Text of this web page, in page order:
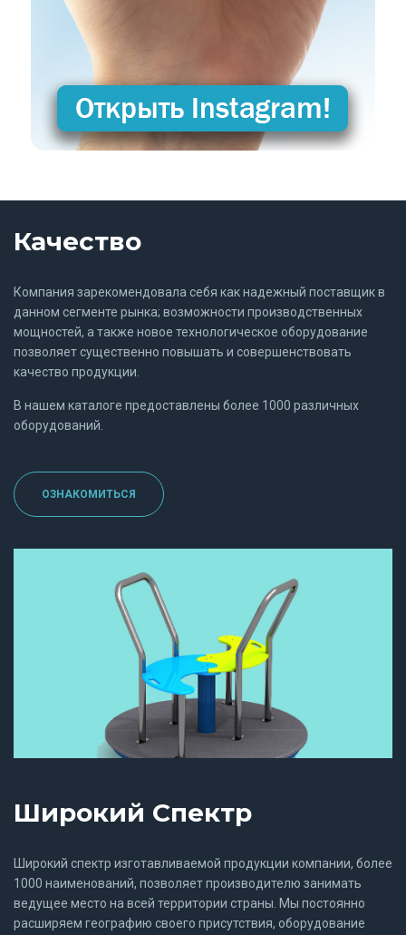
Качество
Компания зарекомендовала себя как надежный поставщик в
данном сегменте рынка; возможности производственных
мощностей, а также новое технологическое оборудование
позволяет существенно повышать и совершенствовать
качество продукции.
В нашем каталоге предоставлены более 1000 различных
оборудований.
ОЗНАКОМИТЬСЯ
Широкий Спектр
Широкий спектр изготавливаемой продукции компании, более
1000 наименований, позволяет производителю занимать
ведущее место на всей территории страны. Мы постоянно
расширяем географию своего присутствия, оборудование